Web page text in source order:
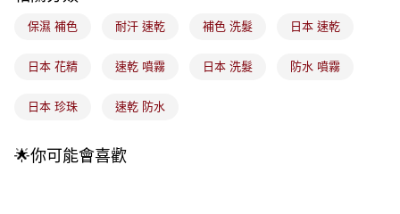
4.訂單成立30分鐘內，如未前往確認交易或遇審核未通過，訂單將自動取
消。如遇「轉專審核」未通過狀況，表示未達大哥付你分期系統評分，恕無
1.分期款項不併入電信帳單，「大哥付你分期」於每月結算日後寄送繳費提
2.透過簡訊連結打開帳單後，可選擇「超商條碼／台灣大直營門市／銀行轉
【注意事項】
1.本服務係由「台灣大哥大股份有限公司」（以下簡稱本公司）所提供，讓
每筆NT$100，滿NT$899(含以上)免運費
每筆NT$100，滿NT$899(含以上)免運費
7-11取貨付款
付款後7-11取貨
保濕 補色 耐汗 速乾 補色 洗髮 日本 速乾
日本 花精 速乾 噴霧 日本 洗髮 防水 噴霧
日本 珍珠 速乾 防水
🌟你可能會喜歡